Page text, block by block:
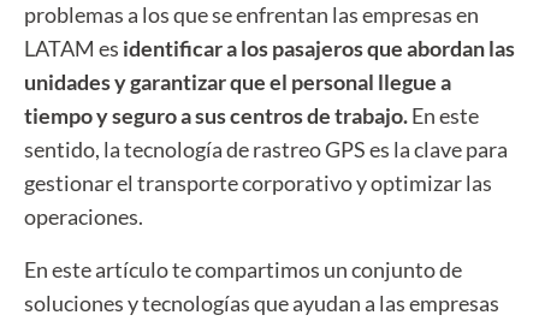
problemas a los que se enfrentan las empresas en
LATAM es identificar a los pasajeros que abordan las
unidades y garantizar que el personal llegue a
tiempo y seguro a sus centros de trabajo.En este
sentido, la tecnología de rastreo GPS es la clave para
gestionar el transporte corporativo y optimizar las
operaciones.
En este artículo te compartimos un conjunto de
soluciones y tecnologías que ayudan a las empresas